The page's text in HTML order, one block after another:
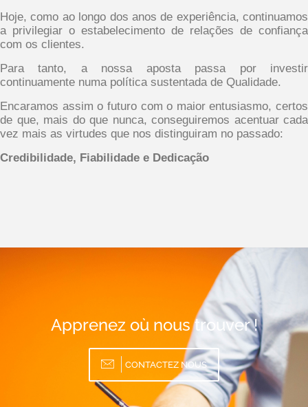
Hoje, como ao longo dos anos de experiência, continuamos
a privilegiar o estabelecimento de relações de confiança
com os clientes.
Para tanto, a nossa aposta passa por investir
continuamente numa política sustentada de Qualidade.
Encaramos assim o futuro com o maior entusiasmo, certos
de que, mais do que nunca, conseguiremos acentuar cada
vez mais as virtudes que nos distinguiram no passado:
Credibilidade, Fiabilidade e Dedicação
Apprenez où nous trouver !
CONTACTEZ NOUS